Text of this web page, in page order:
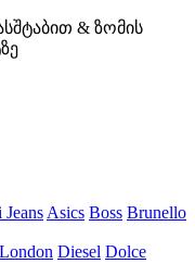
& ზომის
Asics Boss Brunello
Diesel Dolce